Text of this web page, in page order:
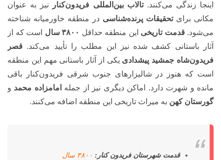
اینجا زندگی می‌کنند.تالاب بین‌المللی فریدون‌کنار
نیز به عنوان
مکانی برایتحقیقات پرنده‌شناسی در منطقه خاورمیانه شناخته
می‌شود. قدمت تاریخی این منطقه حداقل ۳۸۰۰ سال
است که از
آثار باستانی کشف شده نیز این مطلب را تأیید می‌کند. قصر
فریدون‌شاه جمشید پیشدادی یکی از آثار باستانی مهم این منطقه
است که هنوز در شالیزارهای جنوب شرقی فریدون‌کنار باقی
مانده و شهرت دارد. اماکن دیگری نیز از جمله
امامزاده محمد و
گورستان کهن به میراث تاریخی این منطقه اضافه می‌کنند.
قدمت شهرستان فریدون کنار: ۳۸۰۰ سال